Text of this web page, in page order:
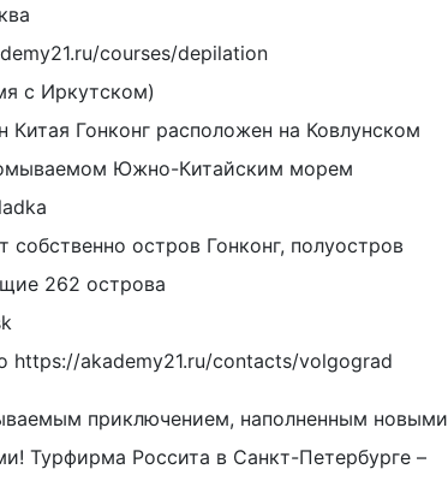
courses/depilation
c Иркутском)
Гонконг расположен на Ковлунском
омываемом Южно-Китайским морем
остров Гонконг, полуостров
262 острова
https://akademy21.ru/contacts/volgograd
приключением, наполненным новыми
Турфирма Россита в Санкт-Петербурге –